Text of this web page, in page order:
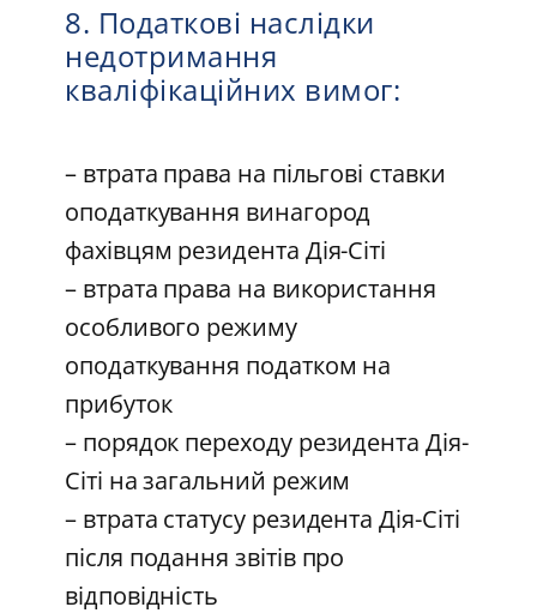
8. Податкові наслідки
недотримання
кваліфікаційних вимог:
– втрата права на пільгові ставки
оподаткування винагород
фахівцям резидента Дія-Сіті
– втрата права на використання
особливого режиму
оподаткування податком на
прибуток
– порядок переходу резидента Дія-
Сіті на загальний режим
– втрата статусу резидента Дія-Сіті
після подання звітів про
відповідність